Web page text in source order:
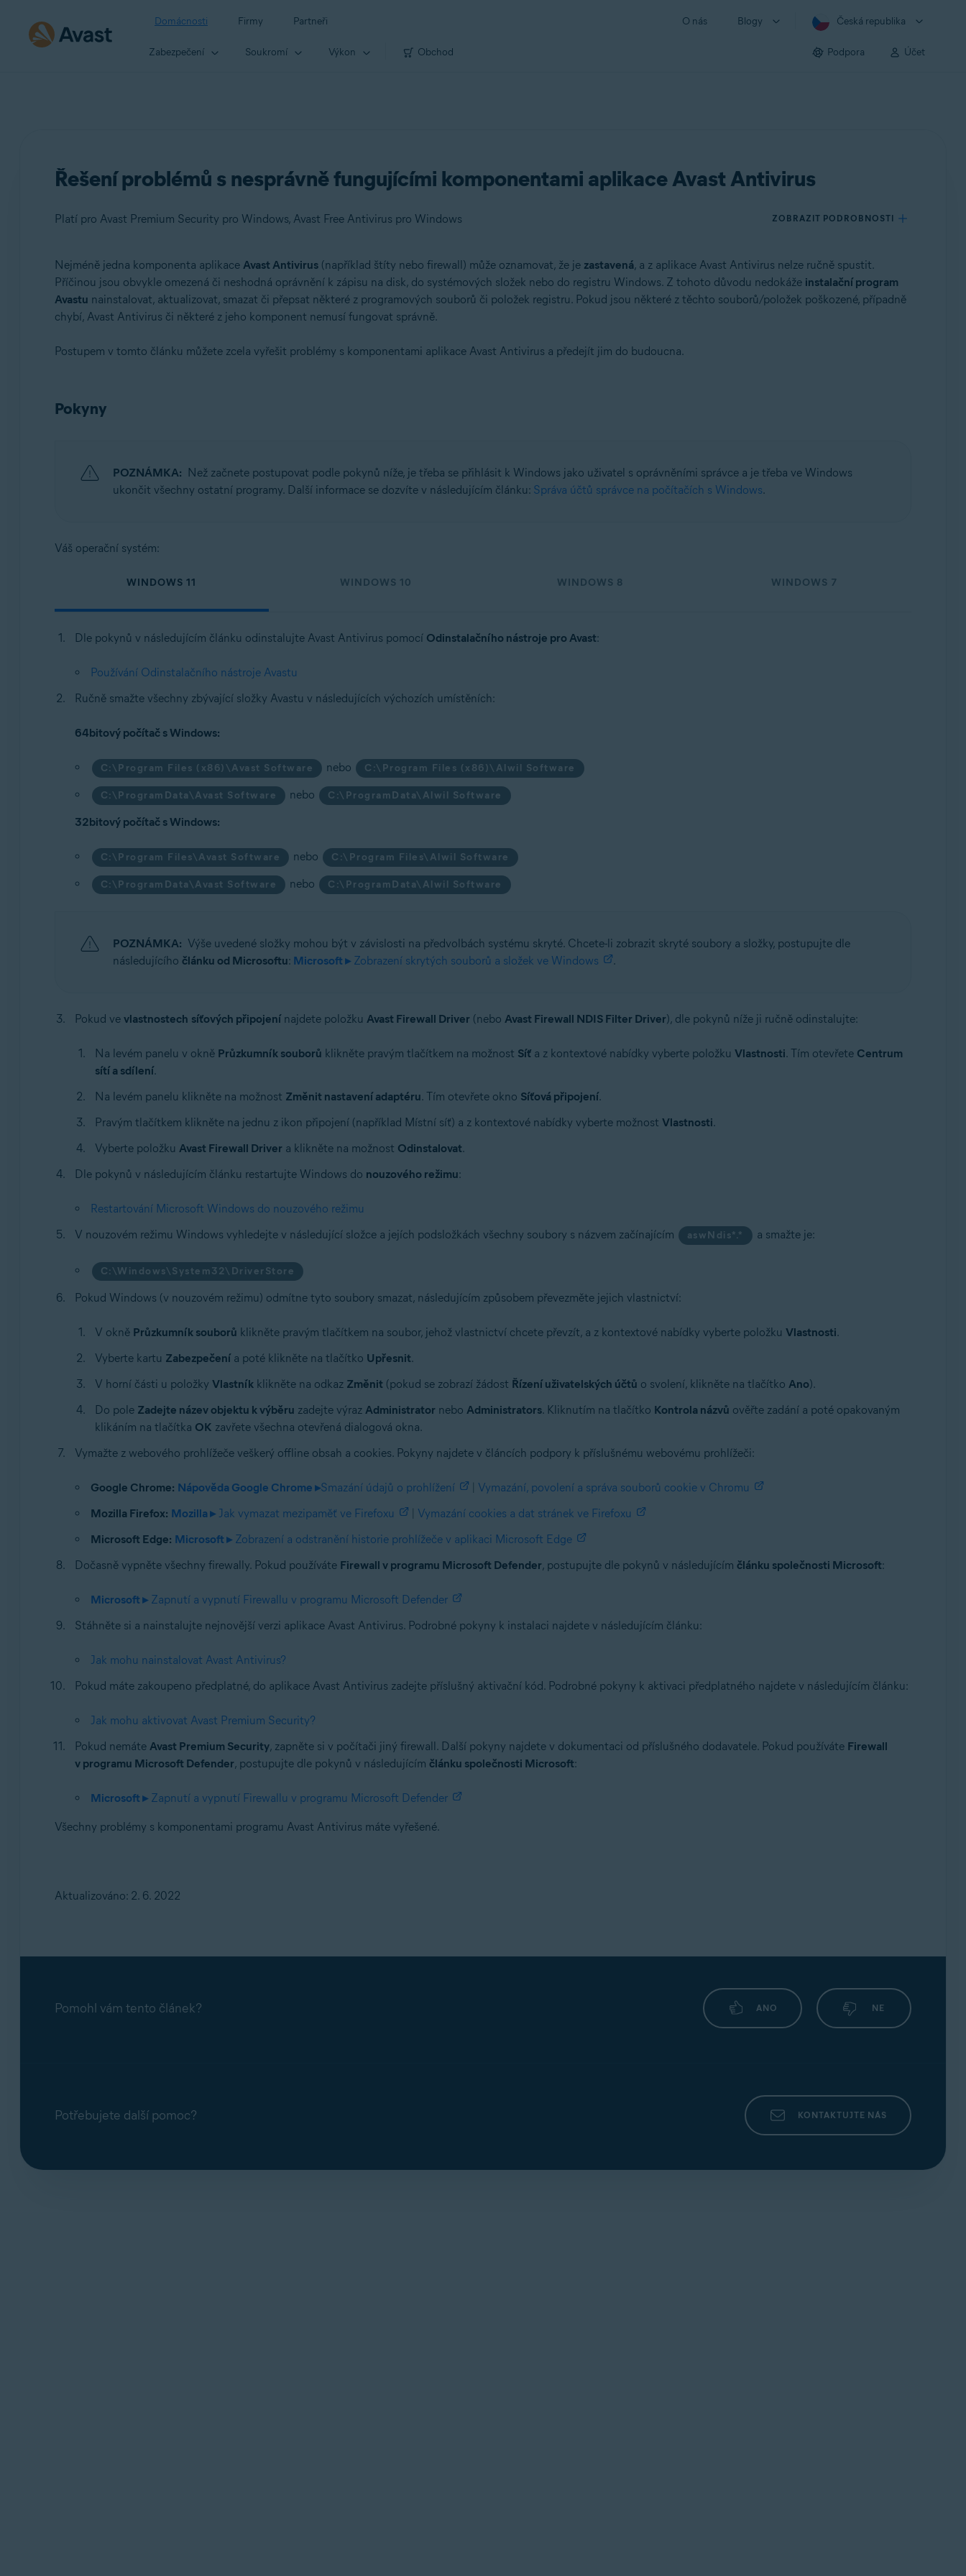
Domácnosti Firmy Partneři O nás Blogy Česká republika
Zabezpečení Soukromí Výkon Obchod Podpora Účet
Řešení problémů s nesprávně fungujícími komponentami aplikace Avast Antivirus
Platí pro Avast Premium Security pro Windows, Avast Free Antivirus pro Windows ZOBRAZIT PODROBNOSTI
Produkty:
Avast Premium Security 22.x pro Windows
Avast Free Antivirus 22.x pro Windows
Operační systémy:
Microsoft Windows 8.1 / Pro / Enterprise – 32/64bitový
Nejméně jedna komponenta aplikace Avast Antivirus(například štíty nebo firewall) může oznamovat, že je zastavená, a z aplikace Avast Antivirus nelze ručně spustit.
Příčinou jsou obvykle omezená či neshodná oprávnění k zápisu na disk, do systémových složek nebo do registru Windows. Z tohoto důvodu nedokáže instalační program
Avastu nainstalovat, aktualizovat, smazat či přepsat některé z programových souborů či položek registru. Pokud jsou některé z těchto souborů/položek poškozené, případně
chybí, Avast Antivirus či některé z jeho komponent nemusí fungovat správně.
Postupem v tomto článku můžete zcela vyřešit problémy s komponentami aplikace Avast Antivirus a předejít jim do budoucna.
Pokyny
POZNÁMKA: Než začnete postupovat podle pokynů níže, je třeba se přihlásit k Windows jako uživatel s oprávněními správce a je třeba ve Windows
ukončit všechny ostatní programy. Další informace se dozvíte v následujícím článku: Správa účtů správce na počítačích s Windows.
Váš operační systém:
WINDOWS 11 WINDOWS 10 WINDOWS 8 WINDOWS 7
Dle pokynů v následujícím článku odinstalujte Avast Antivirus pomocí Odinstalačního nástroje pro Avast:
Používání Odinstalačního nástroje Avastu
Ručně smažte všechny zbývající složky Avastu v následujících výchozích umístěních:
64bitový počítač s Windows:
C:\Program Files (x86)\Avast Software nebo C:\Program Files (x86)\Alwil Software
C:\ProgramData\Avast Software nebo C:\ProgramData\Alwil Software
32bitový počítač s Windows:
C:\Program Files\Avast Software nebo C:\Program Files\Alwil Software
C:\ProgramData\Avast Software nebo C:\ProgramData\Alwil Software
POZNÁMKA: Výše uvedené složky mohou být v závislosti na předvolbách systému skryté. Chcete-li zobrazit skryté soubory a složky, postupujte dle
následujícího článku od Microsoftu: Microsoft ▸Zobrazení skrytých souborů a složek ve Windows .
Pokud ve vlastnostech síťových připojenínajdete položku Avast Firewall Driver (nebo Avast Firewall NDIS Filter Driver), dle pokynů níže ji ručně odinstalujte:
Na levém panelu v okně Průzkumník souborů klikněte pravým tlačítkem na možnost Síťa z kontextové nabídky vyberte položku Vlastnosti. Tím otevřete Centrum
sítí a sdílení.
Na levém panelu klikněte na možnost Změnit nastavení adaptéru. Tím otevřete okno Síťová připojení.
Pravým tlačítkem klikněte na jednu z ikon připojení (například Místní síť) a z kontextové nabídky vyberte možnost Vlastnosti.
Vyberte položku Avast Firewall Driver a klikněte na možnost Odinstalovat.
Dle pokynů v následujícím článku restartujte Windows do nouzového režimu:
Restartování Microsoft Windows do nouzového režimu
V nouzovém režimu Windows vyhledejte v následující složce a jejích podsložkách všechny soubory s názvem začínajícím
aswNdis*.* a smažte je:
C:\Windows\System32\DriverStore
Pokud Windows (v nouzovém režimu) odmítne tyto soubory smazat, následujícím způsobem převezměte jejich vlastnictví:
V okně Průzkumník souborů klikněte pravým tlačítkem na soubor, jehož vlastnictví chcete převzít, a z kontextové nabídky vyberte položku Vlastnosti.
Vyberte kartu Zabezpečenía poté klikněte na tlačítko Upřesnit.
V horní části u položky Vlastníkklikněte na odkaz Změnit (pokud se zobrazí žádost Řízení uživatelských účtů o svolení, klikněte na tlačítko Ano).
Do pole Zadejte název objektu k výběru zadejte výraz Administrator nebo Administrators. Kliknutím na tlačítko Kontrola názvů ověřte zadání a poté opakovaným
klikáním na tlačítka OK zavřete všechna otevřená dialogová okna.
Vymažte z webového prohlížeče veškerý offline obsah a cookies. Pokyny najdete v článcích podpory k příslušnému webovému prohlížeči:
Google Chrome: Nápověda Google Chrome ▸Smazání údajů o prohlížení
Vymazání, povolení a správa souborů cookie v Chromu
Mozilla Firefox: Mozilla ▸Jak vymazat mezipaměť ve Firefoxu
Vymazání cookies a dat stránek ve Firefoxu
Microsoft Edge: Microsoft ▸Zobrazení a odstranění historie prohlížeče v aplikaci Microsoft Edge
Dočasně vypněte všechny firewally. Pokud používáte Firewall v programu Microsoft Defender, postupujte dle pokynů v následujícím článku společnosti Microsoft:
Microsoft ▸Zapnutí a vypnutí Firewallu v programu Microsoft Defender
Stáhněte si a nainstalujte nejnovější verzi aplikace Avast Antivirus. Podrobné pokyny k instalaci najdete v následujícím článku:
Jak mohu nainstalovat Avast Antivirus?
Pokud máte zakoupeno předplatné, do aplikace Avast Antivirus zadejte příslušný aktivační kód. Podrobné pokyny k aktivaci předplatného najdete v následujícím článku:
Jak mohu aktivovat Avast Premium Security?
Pokud nemáte Avast Premium Security, zapněte si v počítači jiný firewall. Další pokyny najdete v dokumentaci od příslušného dodavatele. Pokud používáte Firewall
v programu Microsoft Defender, postupujte dle pokynů v následujícím článku společnosti Microsoft:
Microsoft ▸Zapnutí a vypnutí Firewallu v programu Microsoft Defender
Všechny problémy s komponentami programu Avast Antivirus máte vyřešené.
Aktualizováno: 2. 6. 2022
Pomohl vám tento článek? ANO NE
Potřebujete další pomoc? KONTAKTUJTE NÁS